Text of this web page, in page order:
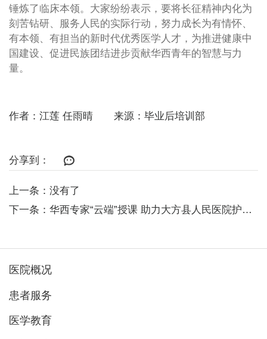
锤炼了临床本领。大家纷纷表示，要将长征精神内化为
刻苦钻研、服务人民的实际行动，努力成长为有情怀、
有本领、有担当的新时代优秀医学人才，为推进健康中
国建设、促进民族团结进步贡献华西青年的智慧与力
量。
作者：江莲 任雨晴 来源：毕业后培训部
分享到：
上一条：没有了
下一条：华西专家“云端”授课 助力大方县人民医院护理人员慢病管理能力提升
医院概况
患者服务
医学教育